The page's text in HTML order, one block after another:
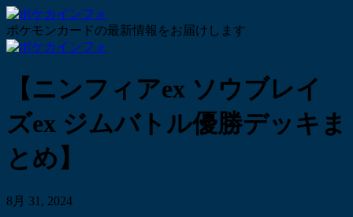
ポケモンカードの最新情報をお届けします
【ニンフィアex ソウブレイ
ズex ジムバトル優勝デッキま
とめ】
8月 31, 2024